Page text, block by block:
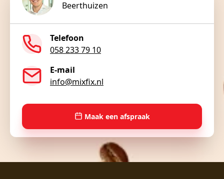
Beerthuizen
Telefoon
058 233 79 10
E-mail
info@mixfix.nl
Maak een afspraak